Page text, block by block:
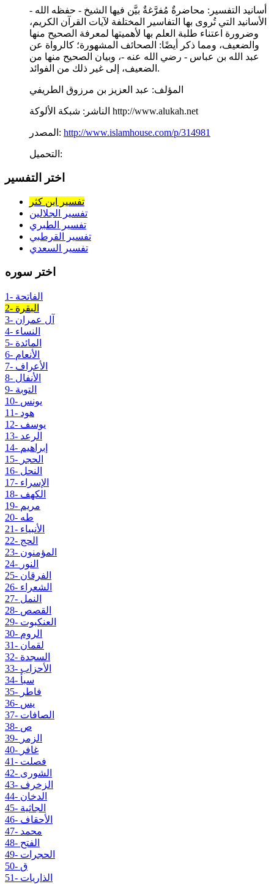
أسانيد التفسير: محاضرةٌ مُفرَّغةٌ بيَّن فيها الشيخ - حفظه الله -
الأسانيد التي تُروى بها التفاسير المختلفة لآيات القرآن الكريم،
وضرورة اعتناء طلبة العلم بها لأهميتها لمعرفة الصحيح منها
والضعيف، ومما ذكر أيضًا: الصحائف المشهورة؛ كالرواة عن
عبد الله بن عباس - رضي الله عنه -، وبيان الصحيح منها من
الضعيف، إلى غير ذلك من الفوائد.
المؤلف: عبد العزيز بن مرزوق الطريفي
الناشر: شبكة الألوكة http://www.alukah.net
المصدر: http://www.islamhouse.com/p/314981
التحميل:
اختر التفسير
تفسير ابن كثر
تفسير الجلالين
تفسير الطبري
تفسير القرطبي
تفسير السعدي
اختر سوره
1- الفاتحة
2- البقرة
3- آل عمران
4- النساء
5- المائدة
6- الأنعام
7- الأعراف
8- الأنفال
9- التوبة
10- يونس
11- هود
12- يوسف
13- الرعد
14- إبراهيم
15- الحجر
16- النحل
17- الإسراء
18- الكهف
19- مريم
20- طه
21- الأنبياء
22- الحج
23- المؤمنون
24- النور
25- الفرقان
26- الشعراء
27- النمل
28- القصص
29- العنكبوت
30- الروم
31- لقمان
32- السجدة
33- الأحزاب
34- سبأ
35- فاطر
36- يس
37- الصافات
38- ص
39- الزمر
40- غافر
41- فصلت
42- الشورى
43- الزخرف
44- الدخان
45- الجاثية
46- الأحقاف
47- محمد
48- الفتح
49- الحجرات
50- ق
51- الذاريات